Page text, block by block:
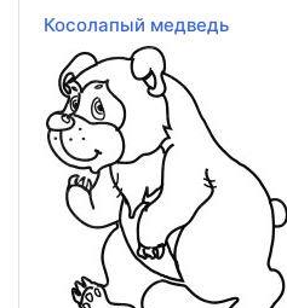
Косолапый медведь